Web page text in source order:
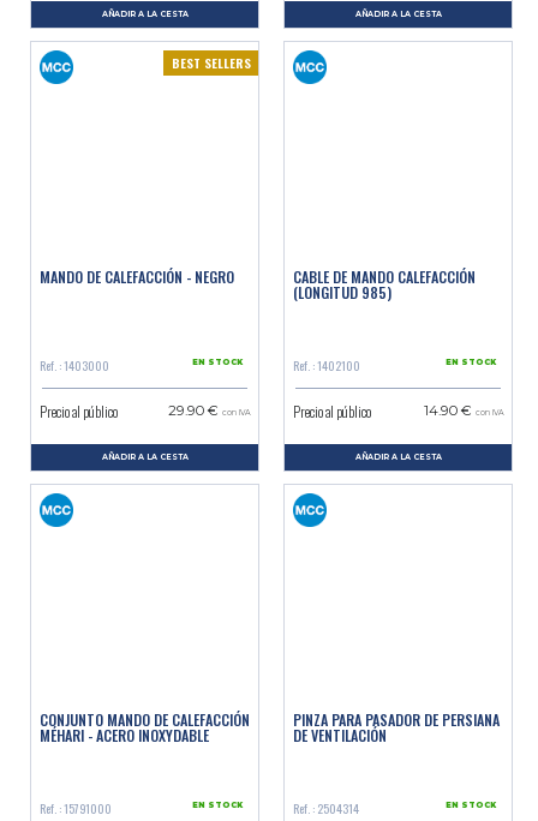
AÑADIR A LA CESTA AÑADIR A LA CESTA
BEST SELLERS
MANDO DE CALEFACCIÓN - NEGRO
Ref. : 1403000 EN STOCK
Precio al público 29.90 € con IVA
AÑADIR A LA CESTA
CABLE DE MANDO CALEFACCIÓN
(LONGITUD 985)
Ref. : 1402100 EN STOCK
Precio al público 14.90 € con IVA
AÑADIR A LA CESTA
CONJUNTO MANDO DE CALEFACCIÓN
MÉHARI - ACERO INOXYDABLE
Ref. : 15791000 EN STOCK
PINZA PARA PASADOR DE PERSIANA
DE VENTILACIÓN
Ref. : 2504314 EN STOCK